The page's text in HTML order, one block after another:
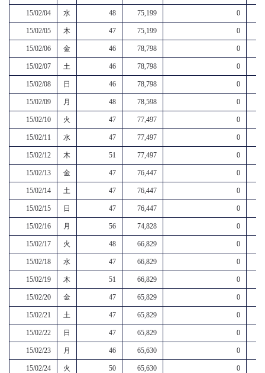
15/02/04 水 48 75,199 0
15/02/05 木 47 75,199 0
15/02/06 金 46 78,798 0
15/02/07 土 46 78,798 0
15/02/08 日 46 78,798 0
15/02/09 月 48 78,598 0
15/02/10 火 47 77,497 0
15/02/11 水 47 77,497 0
15/02/12 木 51 77,497 0
15/02/13 金 47 76,447 0
15/02/14 土 47 76,447 0
15/02/15 日 47 76,447 0
15/02/16 月 56 74,828 0
15/02/17 火 48 66,829 0
15/02/18 水 47 66,829 0
15/02/19 木 51 66,829 0
15/02/20 金 47 65,829 0
15/02/21 土 47 65,829 0
15/02/22 日 47 65,829 0
15/02/23 月 46 65,630 0
15/02/24 火 50 65,630 0